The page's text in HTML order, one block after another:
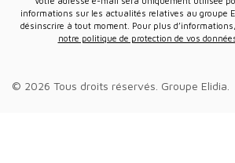
informations sur les actualités relatives au groupe
désinscrire à tout moment. Pour plus
notre politique de protection de vos
© 2026 Tous droits réservés. Groupe Elidia